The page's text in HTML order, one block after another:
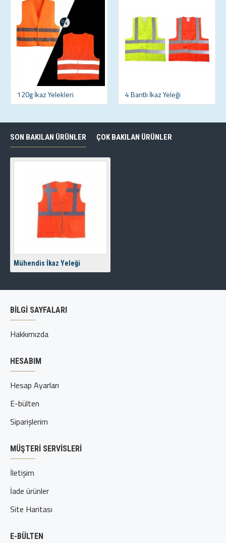
120g İkaz Yelekleri 4 Bantlı İkaz Yeleği
SON BAKILAN ÜRÜNLER ÇOK BAKILAN ÜRÜNLER
Mühendis İkaz Yeleği
BİLGİ SAYFALARI
Hakkımızda
HESABIM
Hesap Ayarları
E-bülten
Siparişlerim
MÜŞTERI SERVISLERI
İletişim
İade ürünler
Site Haritası
E-BÜLTEN